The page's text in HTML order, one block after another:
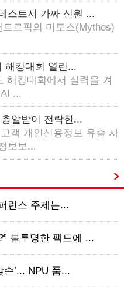
스트서 가짜 신원 ...
로픽의 미토스(Mythos)
해킹대회 열린...
해킹대회에서 실력을 겨
...
알받이 전락한...
객 개인신용정보 유출 사
보보...
런스 주제는...
불투명한 팩트에 ...
’... NPU 품...